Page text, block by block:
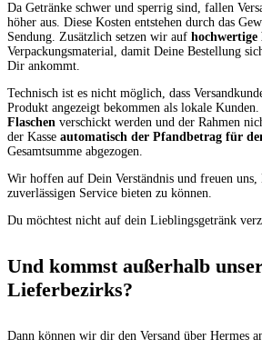
Da Getränke schwer und sperrig sind, fallen
höher aus. Diese Kosten entstehen durch das
Sendung. Zusätzlich setzen wir auf hochwertige
Verpackungsmaterial, damit Deine Bestellung
Dir ankommt.
Technisch ist es nicht möglich, dass
Produkt angezeigt bekommen als lokale
Flaschen verschickt werden und der Rahmen
der Kasse automatisch der Pfandbetrag für
Gesamtsumme abgezogen.
Wir hoffen auf Dein Verständnis und freuen
zuverlässigen Service bieten zu können.
Du möchtest nicht auf dein Lieblingsgetränk
Und kommst außerhalb
Lieferbezirks?
Dann können wir dir den Versand über Hermes